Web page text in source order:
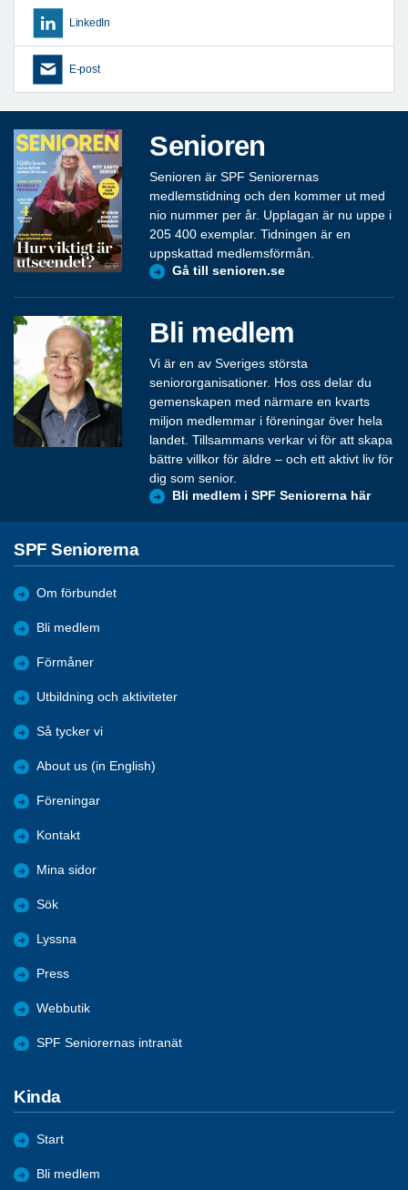
LinkedIn
E-post
Senioren
Senioren är SPF Seniorernas
medlemstidning och den kommer ut med
nio nummer per år. Upplagan är nu uppe i
205 400 exemplar. Tidningen är en
uppskattad medlemsförmån.
Gå till senioren.se
Bli medlem
Vi är en av Sveriges största
seniororganisationer. Hos oss delar du
gemenskapen med närmare en kvarts
miljon medlemmar i föreningar över hela
landet. Tillsammans verkar vi för att skapa
bättre villkor för äldre – och ett aktivt liv för
dig som senior.
Bli medlem i SPF Seniorerna här
SPF Seniorerna
Om förbundet
Bli medlem
Förmåner
Utbildning och aktiviteter
Så tycker vi
About us (in English)
Föreningar
Kontakt
Mina sidor
Sök
Lyssna
Press
Webbutik
SPF Seniorernas intranät
Kinda
Start
Bli medlem